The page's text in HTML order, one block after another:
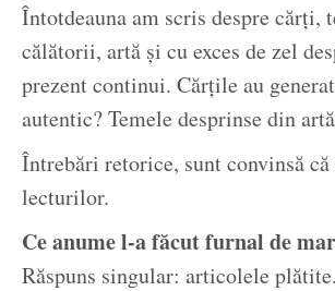
Întotdeauna am scris despre cărți,
călătorii, artă și cu exces de zel
prezent continui. Cărțile au
autentic? Temele desprinse din
Întrebări retorice, sunt convinsă
lecturilor.
Ce anume l-a făcut furnal de
Răspuns singular: articolele plătite.